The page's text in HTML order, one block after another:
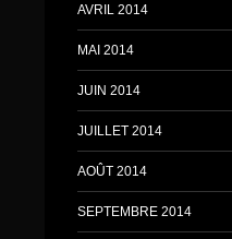
AVRIL 2014
MAI 2014
JUIN 2014
JUILLET 2014
AOÛT 2014
SEPTEMBRE 2014